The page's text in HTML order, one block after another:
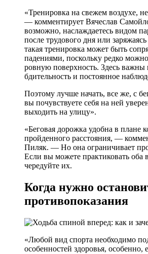
«Тренировка на свежем воздухе,
— комментирует Вячеслав
возможно, наслаждаетесь видом
после трудового дня или
такая тренировка может быть
падениями, поскольку редко
ровную поверхность. Здесь важны
бдительность и постоянное
Поэтому лучше начать, все же, с
вы почувствуете себя на ней
выходить на улицу».
«Беговая дорожка удобна в плане
пройденного расстояния, —
Пиляк. — Но она ограничивает
Если вы можете практиковать оба
чередуйте их.
Когда нужно
противопоказания
«Любой вид спорта необходимо
особенностей здоровья, особенно,